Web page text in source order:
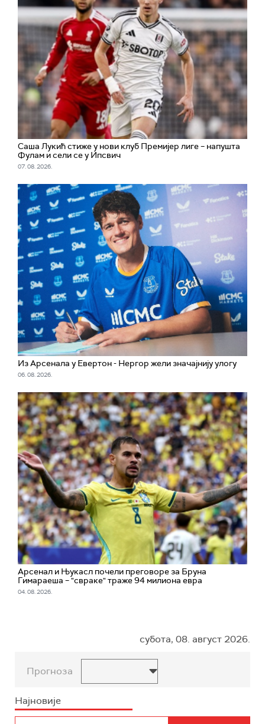
Саша Лукић стиже у нови клуб Премијер лиге – напушта
Фулам и сели се у Ипсвич
07. 08. 2026.
Из Арсенала у Евертон - Нергор жели значајнију улогу
06. 08. 2026.
Арсенал и Њукасл почели преговоре за Бруна
Гимараеша – "свраке" траже 94 милиона евра
04. 08. 2026.
субота, 08. август 2026.
Прогноза
Најновије